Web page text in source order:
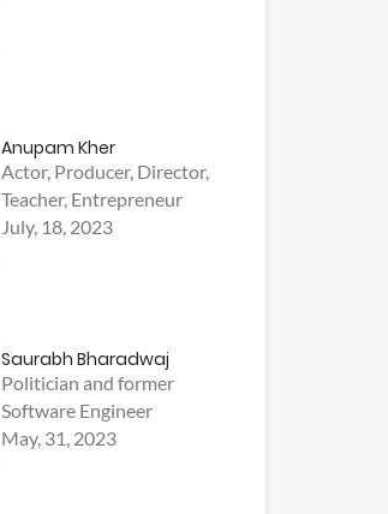
Anupam Kher
Actor, Producer, Director,
Teacher, Entrepreneur
July, 18, 2023
Saurabh Bharadwaj
Politician and former
Software Engineer
May, 31, 2023